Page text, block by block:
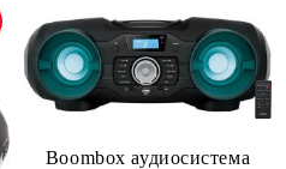
Boombox аудиосистема